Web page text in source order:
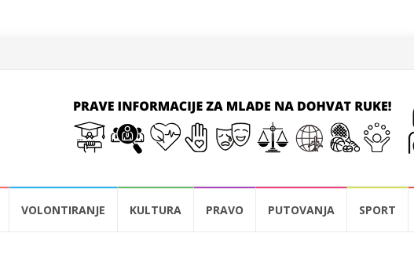
VOLONTIRANJE KULTURA PRAVO PUTOVANJA SPORT